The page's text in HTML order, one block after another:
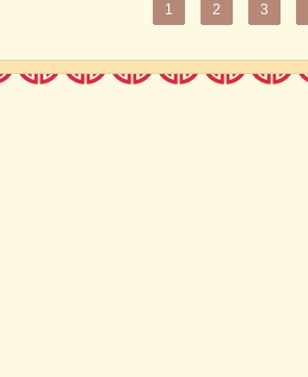
1 2 3